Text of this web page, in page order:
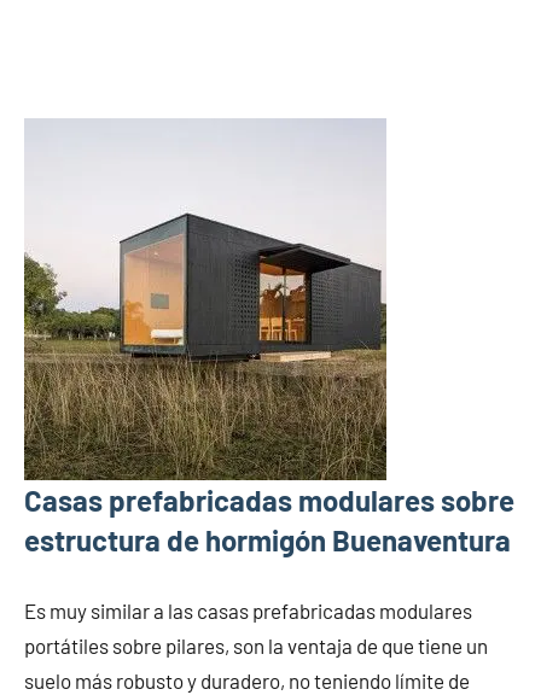
Casas prefabricadas modulares sobre
estructura de hormigón Buenaventura
Es muy similar a las casas prefabricadas modulares
portátiles sobre pilares, son la ventaja de que tiene un
suelo más robusto y duradero, no teniendo límite de